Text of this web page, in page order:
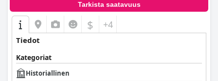
Tarkista saatavuus
$ +4
Tiedot
Kategoriat
Historiallinen